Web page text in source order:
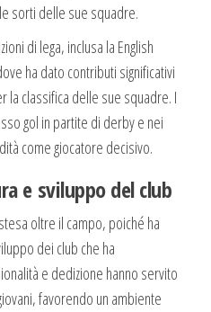
sorti delle sue squadre.
di lega, inclusa la English
ha dato contributi significativi
la classifica delle sue squadre. I
gol in partite di derby e nei
come giocatore decisivo.
e sviluppo del club
oltre il campo, poiché ha
dei club che ha
e dedizione hanno servito
favorendo un ambiente